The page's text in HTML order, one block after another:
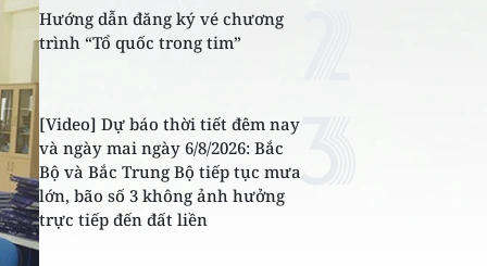
Hướng dẫn đăng ký vé chương
trình “Tổ quốc trong tim”
[Video] Dự báo thời tiết đêm nay
và ngày mai ngày 6/8/2026: Bắc
Bộ và Bắc Trung Bộ tiếp tục mưa
lớn, bão số 3 không ảnh hưởng
trực tiếp đến đất liền